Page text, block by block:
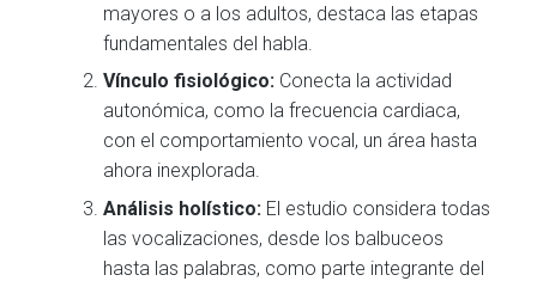
mayores o a los adultos, destaca las etapas
fundamentales del habla.
Vínculo fisiológico: Conecta la actividad
autonómica, como la frecuencia cardiaca,
con el comportamiento vocal, un área hasta
ahora inexplorada.
Análisis holístico: El estudio considera todas
las vocalizaciones, desde los balbuceos
hasta las palabras, como parte integrante del